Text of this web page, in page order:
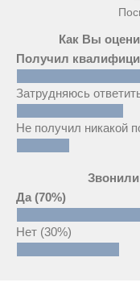
Как Вы
Получил
Затрудняюсь
Не получил никакой
Да (70%)
Нет (30%)